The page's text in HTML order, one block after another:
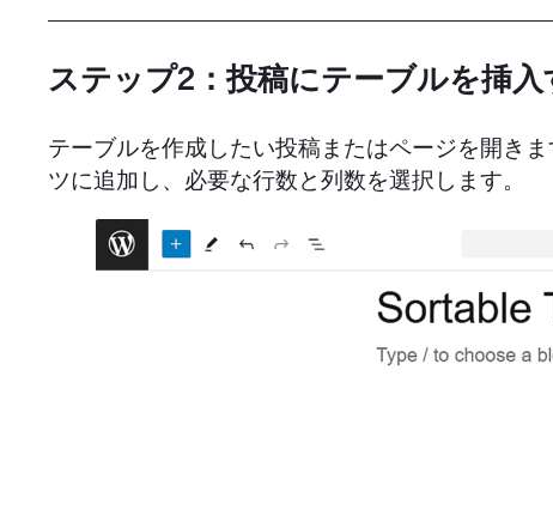
ステップ2：投稿にテーブルを挿入
テーブルを作成したい投稿またはページを開き
ツに追加し、必要な行数と列数を選択します。